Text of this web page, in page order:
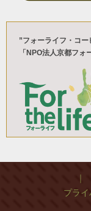
”フォーライフ・コー
「NPO法人京都フォ
｜
プライ